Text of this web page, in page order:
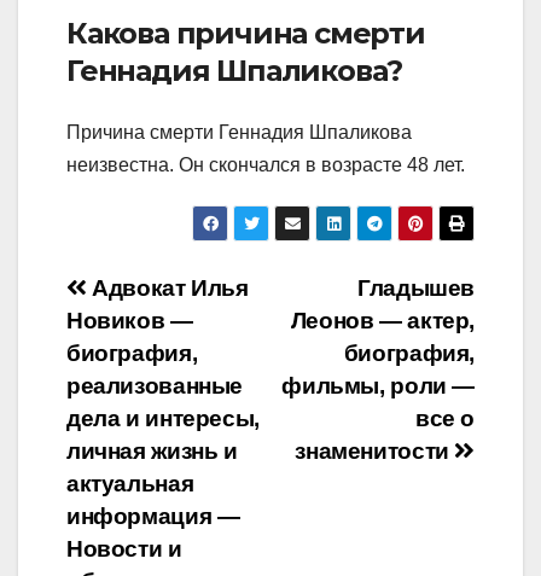
Какова причина смерти
Геннадия Шпаликова?
Причина смерти Геннадия Шпаликова
неизвестна. Он скончался в возрасте 48 лет.
Навигация
по
записям
Гладышев
Леонов — актер,
биография,
фильмы, роли —
все о
знаменитости
Адвокат Илья
Новиков —
биография,
реализованные
дела и интересы,
личная жизнь и
актуальная
информация —
Новости и